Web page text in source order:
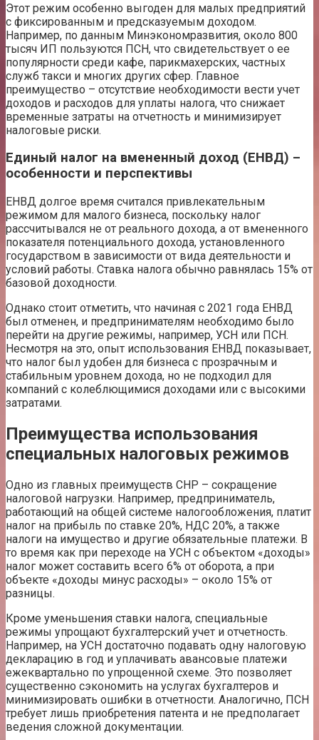
Этот режим особенно выгоден для малых предприятий
с фиксированным и предсказуемым доходом.
Например, по данным Минэкономразвития, около 800
тысяч ИП пользуются ПСН, что свидетельствует о ее
популярности среди кафе, парикмахерских, частных
служб такси и многих других сфер. Главное
преимущество – отсутствие необходимости вести учет
доходов и расходов для уплаты налога, что снижает
временные затраты на отчетность и минимизирует
налоговые риски.
Единый налог на вмененный доход (ЕНВД) –
особенности и перспективы
ЕНВД долгое время считался привлекательным
режимом для малого бизнеса, поскольку налог
рассчитывался не от реального дохода, а от вмененного
показателя потенциального дохода, установленного
государством в зависимости от вида деятельности и
условий работы. Ставка налога обычно равнялась 15% от
базовой доходности.
Однако стоит отметить, что начиная с 2021 года ЕНВД
был отменен, и предпринимателям необходимо было
перейти на другие режимы, например, УСН или ПСН.
Несмотря на это, опыт использования ЕНВД показывает,
что налог был удобен для бизнеса с прозрачным и
стабильным уровнем дохода, но не подходил для
компаний с колеблющимися доходами или с высокими
затратами.
Преимущества использования
специальных налоговых режимов
Одно из главных преимуществ СНР – сокращение
налоговой нагрузки. Например, предприниматель,
работающий на общей системе налогообложения, платит
налог на прибыль по ставке 20%, НДС 20%, а также
налоги на имущество и другие обязательные платежи. В
то время как при переходе на УСН с объектом «доходы»
налог может составить всего 6% от оборота, а при
объекте «доходы минус расходы» – около 15% от
разницы.
Кроме уменьшения ставки налога, специальные
режимы упрощают бухгалтерский учет и отчетность.
Например, на УСН достаточно подавать одну налоговую
декларацию в год и уплачивать авансовые платежи
ежеквартально по упрощенной схеме. Это позволяет
существенно сэкономить на услугах бухгалтеров и
минимизировать ошибки в отчетности. Аналогично, ПСН
требует лишь приобретения патента и не предполагает
ведения сложной документации.